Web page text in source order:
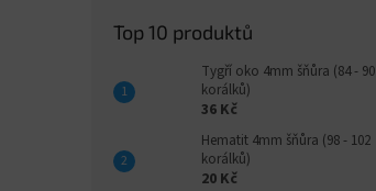
Top 10 produktů
Tygří oko 4mm šňůra (84 - 90
korálků)
36 Kč
Hematit 4mm šňůra (98 - 102
korálků)
20 Kč